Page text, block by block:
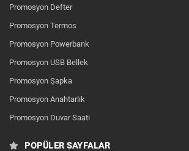
Promosyon Defter
Promosyon Termos
Promosyon Powerbank
Promosyon USB Bellek
Promosyon Şapka
Promosyon Anahtarlık
Promosyon Duvar Saati
POPÜLER SAYFALAR